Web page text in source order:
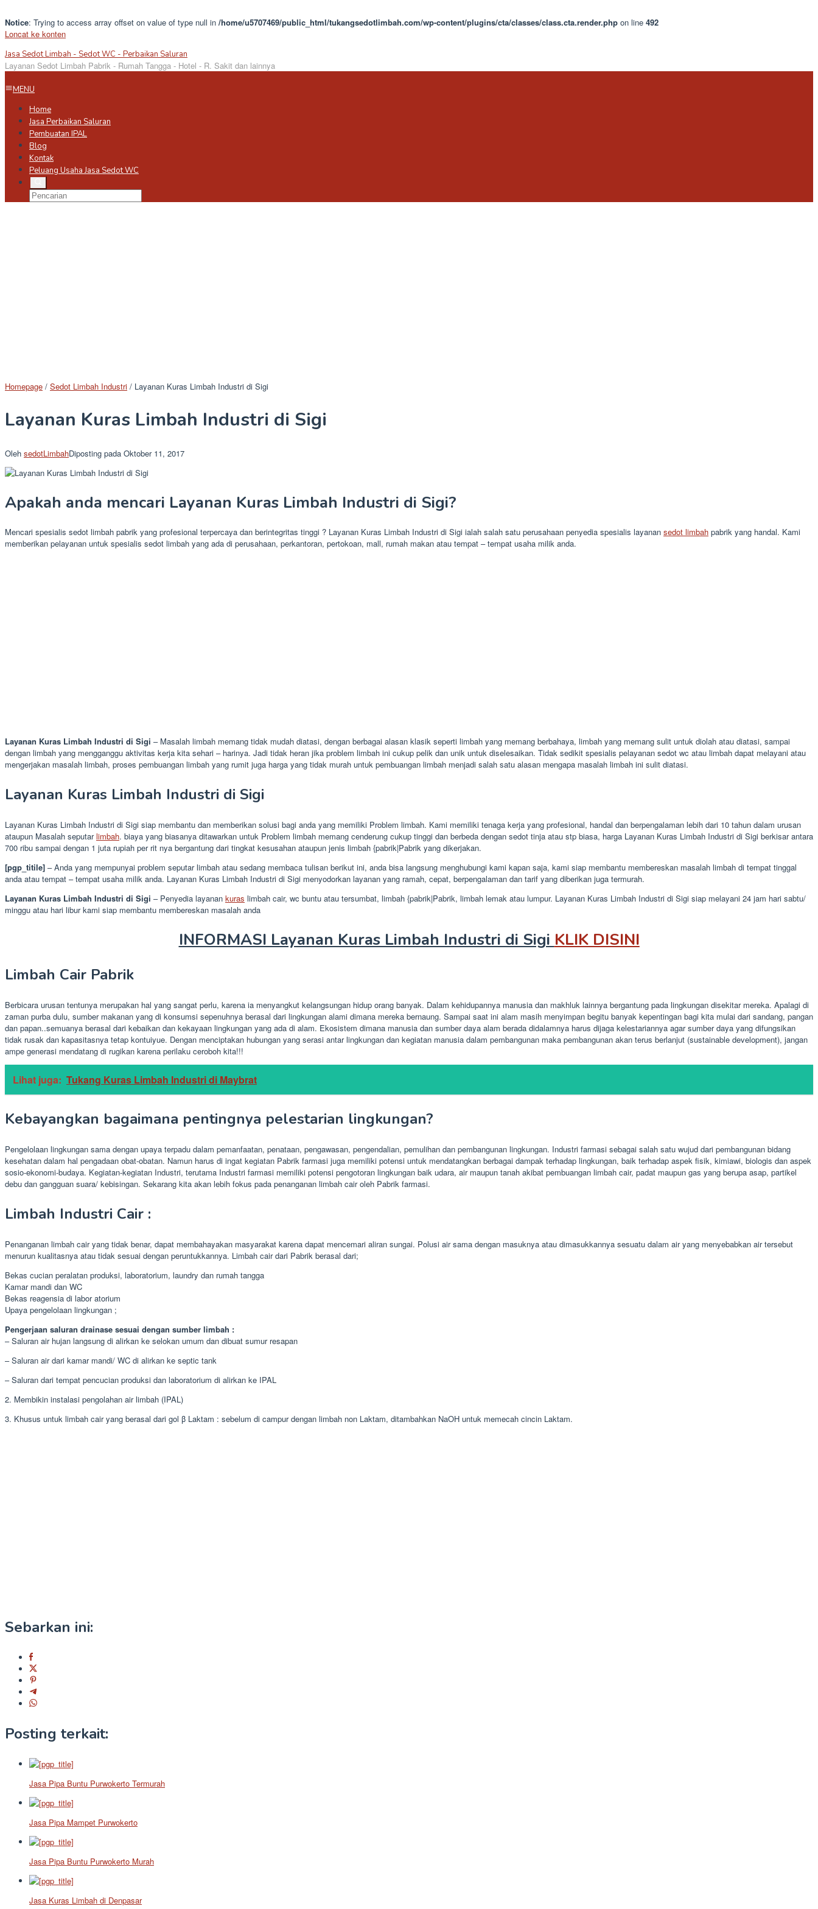
Notice: Trying to access array offset on value of type null in /home/u5707469/public_html/tukangsedotlimbah.com/wp-content/plugins/cta/classes/class.cta.render.php on line 492
Loncat ke konten
Jasa Sedot Limbah - Sedot WC - Perbaikan Saluran
Layanan Sedot Limbah Pabrik - Rumah Tangga - Hotel - R. Sakit dan lainnya
MENU
Home
Jasa Perbaikan Saluran
Pembuatan IPAL
Blog
Kontak
Peluang Usaha Jasa Sedot WC
Homepage / Sedot Limbah Industri / Layanan Kuras Limbah Industri di Sigi
Layanan Kuras Limbah Industri di Sigi
Oleh sedotLimbahDiposting pada Oktober 11, 2017
Apakah anda mencari Layanan Kuras Limbah Industri di Sigi?
Mencari spesialis sedot limbah pabrik yang profesional terpercaya dan berintegritas tinggi ? Layanan Kuras Limbah Industri di Sigi ialah salah satu perusahaan penyedia spesialis layanan sedot limbah pabrik yang handal. Kami
memberikan pelayanan untuk spesialis sedot limbah yang ada di perusahaan, perkantoran, pertokoan, mall, rumah makan atau tempat – tempat usaha milik anda.
Layanan Kuras Limbah Industri di Sigi – Masalah limbah memang tidak mudah diatasi, dengan berbagai alasan klasik seperti limbah yang memang berbahaya, limbah yang memang sulit untuk diolah atau diatasi, sampai
dengan limbah yang mengganggu aktivitas kerja kita sehari – harinya. Jadi tidak heran jika problem limbah ini cukup pelik dan unik untuk diselesaikan. Tidak sedikit spesialis pelayanan sedot wc atau limbah dapat melayani atau
mengerjakan masalah limbah, proses pembuangan limbah yang rumit juga harga yang tidak murah untuk pembuangan limbah menjadi salah satu alasan mengapa masalah limbah ini sulit diatasi.
Layanan Kuras Limbah Industri di Sigi
Layanan Kuras Limbah Industri di Sigi siap membantu dan memberikan solusi bagi anda yang memiliki Problem limbah. Kami memiliki tenaga kerja yang profesional, handal dan berpengalaman lebih dari 10 tahun dalam urusan
ataupun Masalah seputarlimbah. biaya yang biasanya ditawarkan untuk Problem limbah memang cenderung cukup tinggi dan berbeda dengan sedot tinja atau stp biasa, harga Layanan Kuras Limbah Industri di Sigi berkisar antara
700 ribu sampai dengan 1 juta rupiah per rit nya bergantung dari tingkat kesusahan ataupun jenis limbah {pabrik|Pabrik yang dikerjakan.
[pgp_titile] – Anda yang mempunyai problem seputar limbah atau sedang membaca tulisan berikut ini, anda bisa langsung menghubungi kami kapan saja, kami siap membantu membereskan masalah limbah di tempat tinggal
anda atau tempat – tempat usaha milik anda. Layanan Kuras Limbah Industri di Sigi menyodorkan layanan yang ramah, cepat, berpengalaman dan tarif yang diberikan juga termurah.
Layanan Kuras Limbah Industri di Sigi – Penyedia layanan kuras limbah cair, wc buntu atau tersumbat, limbah {pabrik|Pabrik, limbah lemak atau lumpur. Layanan Kuras Limbah Industri di Sigi siap melayani 24 jam hari sabtu/
minggu atau hari libur kami siap membantu membereskan masalah anda
INFORMASI Layanan Kuras Limbah Industri di Sigi KLIK DISINI
Limbah Cair Pabrik
Berbicara urusan tentunya merupakan hal yang sangat perlu, karena ia menyangkut kelangsungan hidup orang banyak. Dalam kehidupannya manusia dan makhluk lainnya bergantung pada lingkungan disekitar mereka. Apalagi di
zaman purba dulu, sumber makanan yang di konsumsi sepenuhnya berasal dari lingkungan alami dimana mereka bernaung. Sampai saat ini alam masih menyimpan begitu banyak kepentingan bagi kita mulai dari sandang, pangan
dan papan..semuanya berasal dari kebaikan dan kekayaan lingkungan yang ada di alam. Ekosistem dimana manusia dan sumber daya alam berada didalamnya harus dijaga kelestariannya agar sumber daya yang difungsikan
tidak rusak dan kapasitasnya tetap kontuiyue. Dengan menciptakan hubungan yang serasi antar lingkungan dan kegiatan manusia dalam pembangunan maka pembangunan akan terus berlanjut (sustainable development), jangan
ampe generasi mendatang di rugikan karena perilaku ceroboh kita!!!
Lihat juga: Tukang Kuras Limbah Industri di Maybrat
Kebayangkan bagaimana pentingnya pelestarian lingkungan?
Pengelolaan lingkungan sama dengan upaya terpadu dalam pemanfaatan, penataan, pengawasan, pengendalian, pemulihan dan pembangunan lingkungan. Industri farmasi sebagai salah satu wujud dari pembangunan bidang
kesehatan dalam hal pengadaan obat-obatan. Namun harus di ingat kegiatan Pabrik farmasi juga memiliki potensi untuk mendatangkan berbagai dampak terhadap lingkungan, baik terhadap aspek fisik, kimiawi, biologis dan aspek
sosio-ekonomi-budaya. Kegiatan-kegiatan Industri, terutama Industri farmasi memiliki potensi pengotoran lingkungan baik udara, air maupun tanah akibat pembuangan limbah cair, padat maupun gas yang berupa asap, partikel
debu dan gangguan suara/ kebisingan. Sekarang kita akan lebih fokus pada penanganan limbah cair oleh Pabrik farmasi.
Limbah Industri Cair :
Penanganan limbah cair yang tidak benar, dapat membahayakan masyarakat karena dapat mencemari aliran sungai. Polusi air sama dengan masuknya atau dimasukkannya sesuatu dalam air yang menyebabkan air tersebut
menurun kualitasnya atau tidak sesuai dengan peruntukkannya. Limbah cair dari Pabrik berasal dari;
Bekas cucian peralatan produksi, laboratorium, laundry dan rumah tangga
Kamar mandi dan WC
Bekas reagensia di labor atorium
Upaya pengelolaan lingkungan ;
Pengerjaan saluran drainase sesuai dengan sumber limbah :
– Saluran air hujan langsung di alirkan ke selokan umum dan dibuat sumur resapan
– Saluran air dari kamar mandi/ WC di alirkan ke septic tank
– Saluran dari tempat pencucian produksi dan laboratorium di alirkan ke IPAL
2. Membikin instalasi pengolahan air limbah (IPAL)
3. Khusus untuk limbah cair yang berasal dari gol β Laktam : sebelum di campur dengan limbah non Laktam, ditambahkan NaOH untuk memecah cincin Laktam.
Sebarkan ini:
Posting terkait:
Jasa Pipa Buntu Purwokerto Termurah
Jasa Pipa Mampet Purwokerto
Jasa Pipa Buntu Purwokerto Murah
Jasa Kuras Limbah di Denpasar